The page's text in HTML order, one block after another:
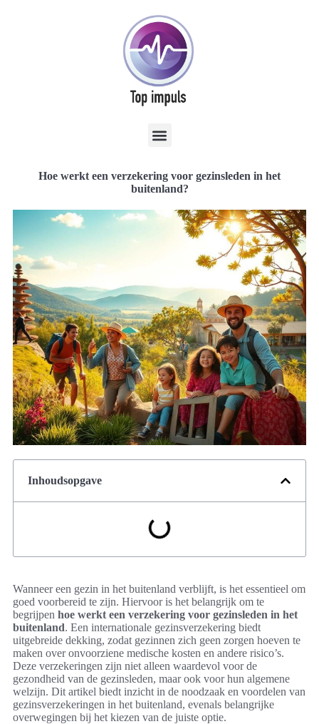
Hoe werkt een verzekering voor gezinsleden in het
buitenland?
Inhoudsopgave
Wanneer een gezin in het buitenland verblijft, is het essentieel om
goed voorbereid te zijn. Hiervoor is het belangrijk om te
begrijpen hoe werkt een verzekering voor gezinsleden in het
buitenland. Een internationale gezinsverzekering biedt
uitgebreide dekking, zodat gezinnen zich geen zorgen hoeven te
maken over onvoorziene medische kosten en andere risico’s.
Deze verzekeringen zijn niet alleen waardevol voor de
gezondheid van de gezinsleden, maar ook voor hun algemene
welzijn. Dit artikel biedt inzicht in de noodzaak en voordelen van
gezinsverzekeringen in het buitenland, evenals belangrijke
overwegingen bij het kiezen van de juiste optie.